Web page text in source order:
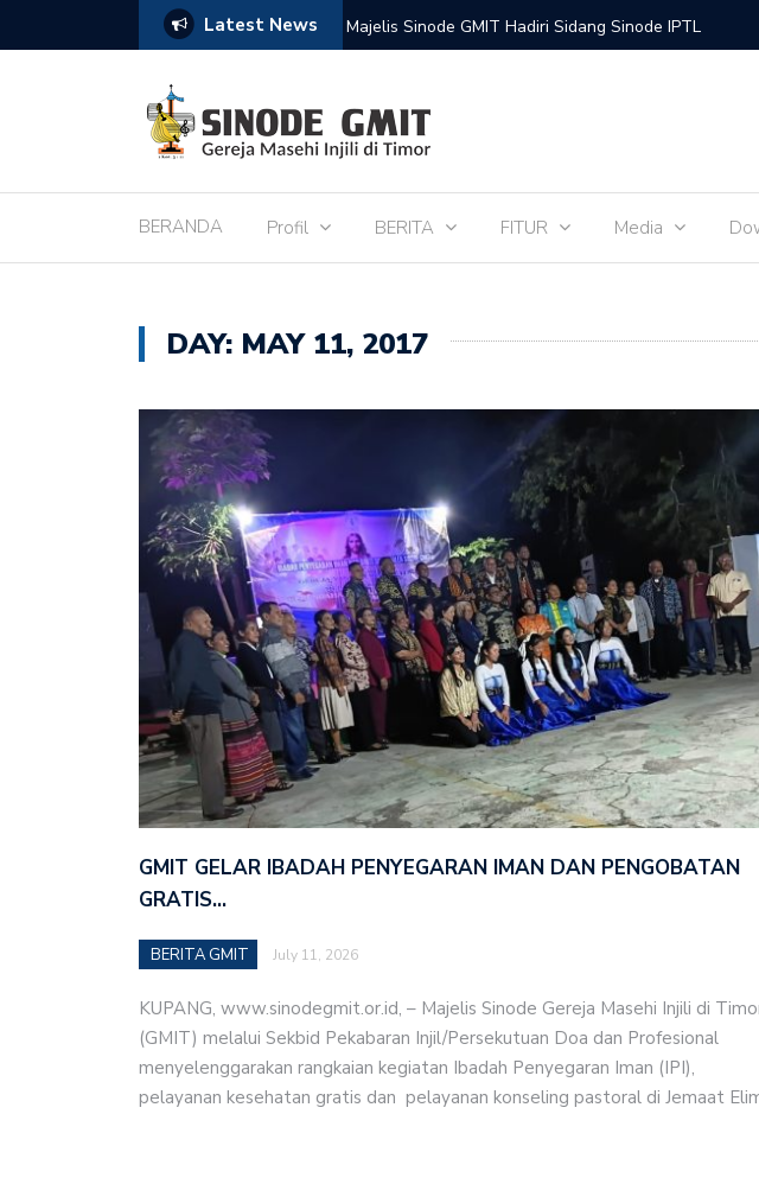
Latest News Pengurus Kaum Bapak Sinode GMIT Periode 2024-
BERANDA Profil BERITA FITUR Media
DAY: MAY 11, 2017
GMIT GELAR IBADAH PENYEGARAN IMAN DAN PENGOBATAN
GRATIS…
BERITA GMIT July 11, 2026
KUPANG, www.sinodegmit.or.id, – Majelis Sinode Gereja Masehi Injili di
(GMIT) melalui Sekbid Pekabaran Injil/Persekutuan Doa dan Profesional
menyelenggarakan rangkaian kegiatan Ibadah Penyegaran Iman (IPI),
pelayanan kesehatan gratis dan pelayanan konseling pastoral di Jemaat